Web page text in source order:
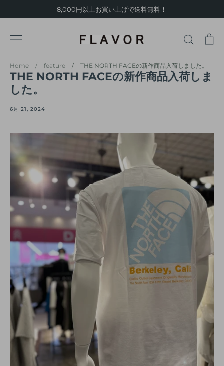
to
8,000円以上お買い上げで送料無料！
Home / feature / THE NORTH FACEの新作商品入荷しました。
THE NORTH FACEの新作商品入荷しま
した。
6月 21, 2024